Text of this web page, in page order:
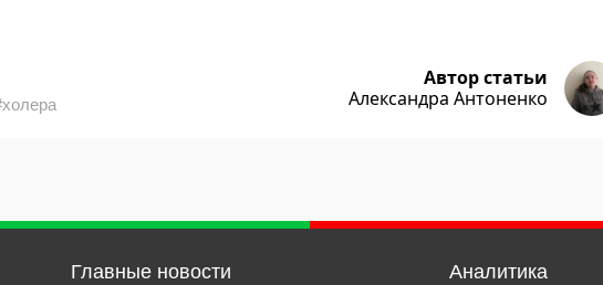
Автор статьи
Александра Антоненко
Главные новости
Аналитика